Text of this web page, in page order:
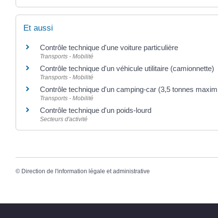
Et aussi
Contrôle technique d'une voiture particulière
Transports - Mobilité
Contrôle technique d'un véhicule utilitaire (camionnette)
Transports - Mobilité
Contrôle technique d'un camping-car (3,5 tonnes
Transports - Mobilité
Contrôle technique d'un poids-lourd
Secteurs d'activité
© Direction de l'information légale et administrative